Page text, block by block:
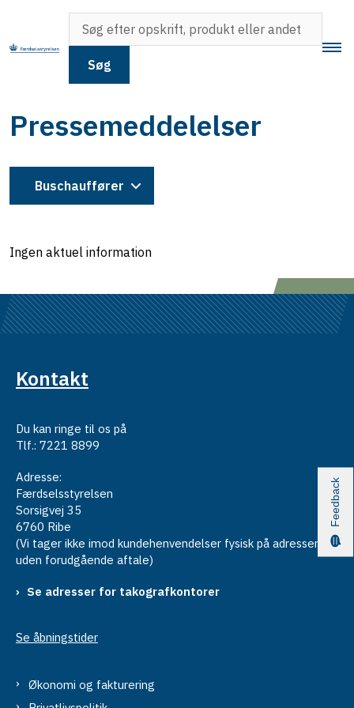
Søg
Pressemeddelelser
Buschauffører
Ingen aktuel information
Kontakt
Du kan ringe til os på
Tlf.: 7221 8899
Adresse:
Færdselsstyrelsen
Sorsigvej 35
6760 Ribe
(Vi tager ikke imod kundehenvendelser fysisk på adressen
uden forudgående aftale)
Se adresser for takografkontorer
Se åbningstider
Økonomi og fakturering
Feedback